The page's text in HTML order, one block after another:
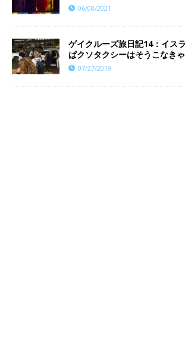
06/08/2021
ゲイクルーズ旅日記14：イス
ぱクソタクシーはそうこなき
07/27/2019